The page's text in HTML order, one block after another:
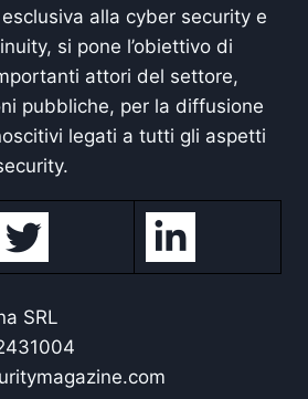
alla cyber security e
si pone l’obiettivo di
attori del settore,
pubbliche, per la diffusione
legati a tutti gli aspetti
SRL